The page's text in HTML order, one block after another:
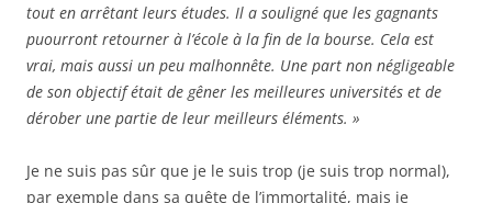
tout en arrêtant leurs études. Il a souligné que les gagnants
puourront retourner à l’école à la fin de la bourse. Cela est
vrai, mais aussi un peu malhonnête. Une part non négligeable
de son objectif était de gêner les meilleures universités et de
dérober une partie de leur meilleurs éléments. »
Je ne suis pas sûr que je le suis trop (je suis trop normal),
par exemple dans sa quête de l’immortalité, mais je